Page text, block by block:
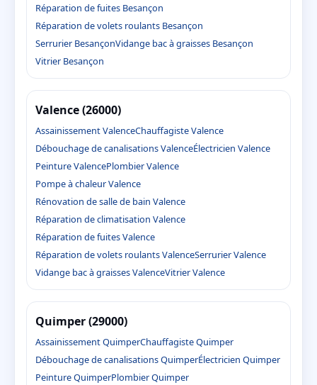
Réparation de fuites Besançon
Réparation de volets roulants Besançon
Serrurier BesançonVidange bac à graisses Besançon
Vitrier Besançon
Valence (26000)
Assainissement ValenceChauffagiste Valence
Débouchage de canalisations ValenceÉlectricien Valence
Peinture ValencePlombier Valence
Pompe à chaleur Valence
Rénovation de salle de bain Valence
Réparation de climatisation Valence
Réparation de fuites Valence
Réparation de volets roulants ValenceSerrurier Valence
Vidange bac à graisses ValenceVitrier Valence
Quimper (29000)
Assainissement QuimperChauffagiste Quimper
Débouchage de canalisations QuimperÉlectricien Quimper
Peinture QuimperPlombier Quimper